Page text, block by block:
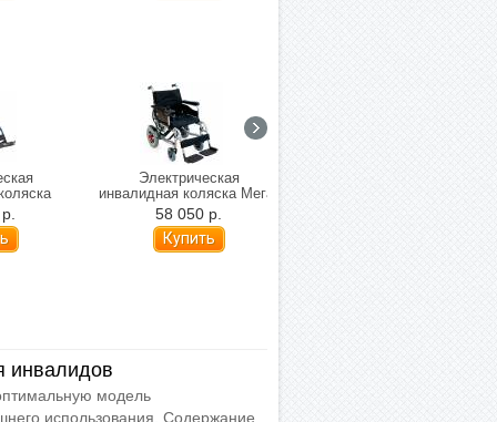
110
Электрическая
инвалидная коляска Мега-
Оптим FS110A
58 050 р.
инвалидов
модель
использования. Содержание